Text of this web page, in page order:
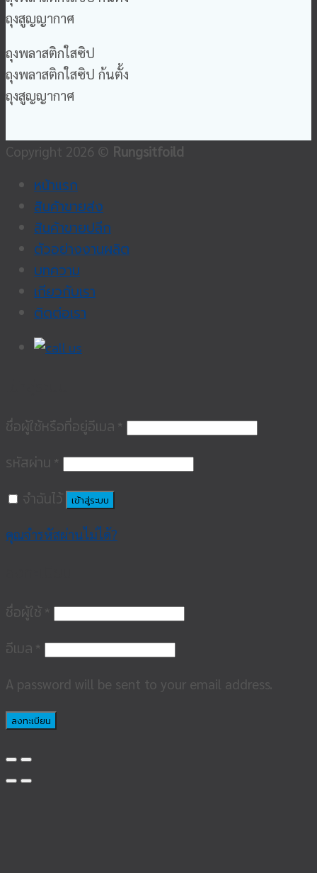
ถุงสูญญากาศ
ถุงพลาสติกใสซิป
ถุงพลาสติกใสซิป ก้นตั้ง
ถุงสูญญากาศ
Copyright 2026 © Rungsitfoild
หน้าแรก
สินค้าขายส่ง
สินค้าขายปลีก
ตัวอย่างงานผลิต
บทความ
เกียวกับเรา
ติดต่อเรา
ชื่อผู้ใช้หรือที่อยู่อีเมล *
รหัสผ่าน *
จำฉันไว้ เข้าสู่ระบบ
คุณจำรหัสผ่านไม่ได้?
ชื่อผู้ใช้ *
อีเมล *
A password will be sent to your email address.
ลงทะเบียน